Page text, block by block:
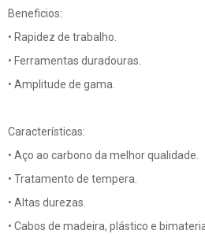
Beneficios:
• Rapidez de trabalho.
• Ferramentas duradouras.
• Amplitude de gama.
Características:
• Aço ao carbono da melhor qualidade.
• Tratamento de tempera.
• Altas durezas.
• Cabos de madeira, plástico e